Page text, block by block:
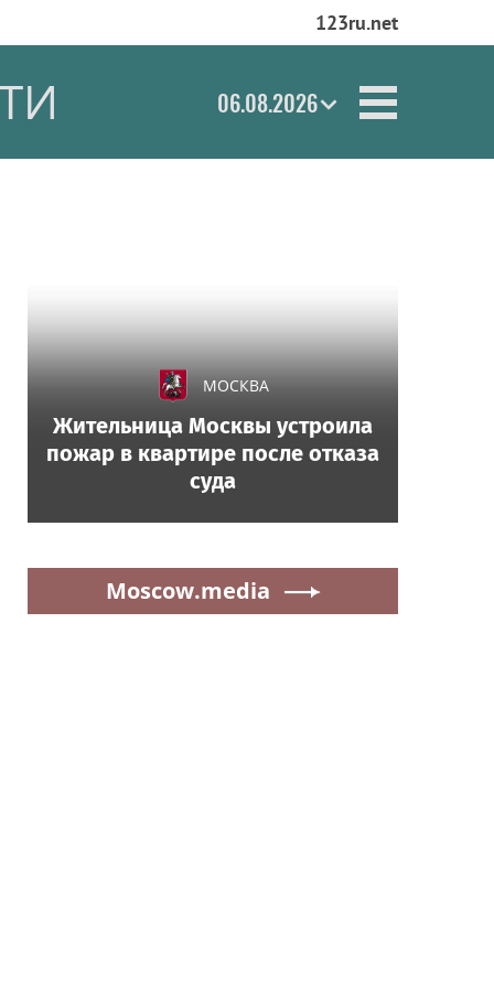
123ru.net
06.08.2026
МОСКВА
Жительница Москвы устроила
пожар в квартире после отказа
суда
Moscow.media